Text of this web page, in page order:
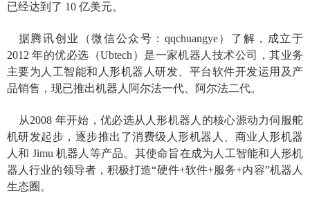
已经达到了 10 亿美元。
据腾讯创业（微信公众号：qqchuangye）了解，成立于
2012 年的优必选（Ubtech）是一家机器人技术公司，其业务
主要为人工智能和人形机器人研发、平台软件开发运用及产
品销售，现已推出机器人阿尔法一代、阿尔法二代。
从2008 年开始，优必选从人形机器人的核心源动力伺服舵
机研发起步，逐步推出了消费级人形机器人、商业人形机器
人和 Jimu 机器人等产品。其使命旨在成为人工智能和人形机
器人行业的领导者，积极打造“硬件+软件+服务+内容”机器人
生态圈。